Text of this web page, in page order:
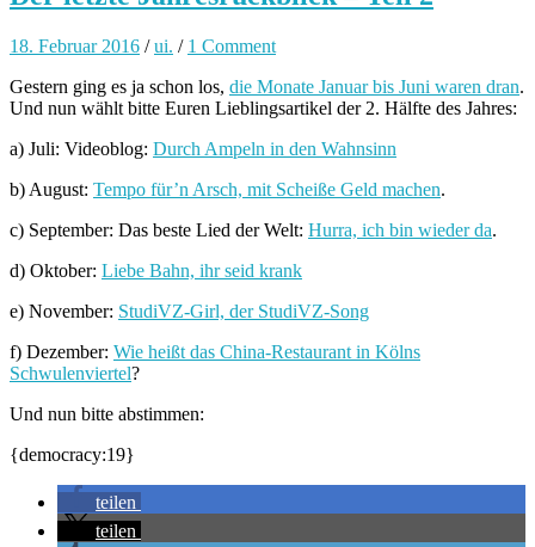
18. Februar 2016 /ui. / 1 Comment
Gestern ging es ja schon los, die Monate Januar bis Juni waren dran.
Und nun wählt bitte Euren Lieblingsartikel der 2. Hälfte des Jahres:
a) Juli: Videoblog: Durch Ampeln in den Wahnsinn
b) August: Tempo für’n Arsch, mit Scheiße Geld machen.
c) September: Das beste Lied der Welt: Hurra, ich bin wieder da.
d) Oktober: Liebe Bahn, ihr seid krank
e) November: StudiVZ-Girl, der StudiVZ-Song
f) Dezember: Wie heißt das China-Restaurant in Kölns
Schwulenviertel?
Und nun bitte abstimmen:
{democracy:19}
teilen
teilen